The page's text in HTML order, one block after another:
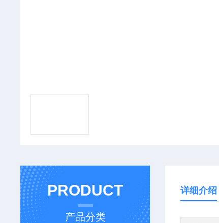
PRODUCT
产品分类
详细介绍